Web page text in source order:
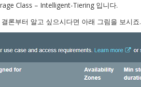
Class – Intelligent-Tiering 입니다.
론부터 알고 싶으시다면 아래 그림을 보시죠.